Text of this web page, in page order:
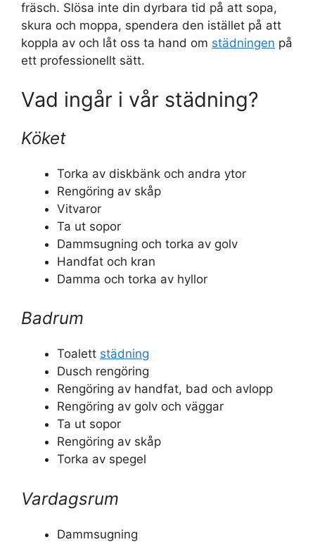
fräsch. Slösa inte din dyrbara tid på att sopa,
skura och moppa, spendera den istället på att
koppla av och låt oss ta hand om städningen på
ett professionellt sätt.
Vad ingår i vår städning?
Köket
Torka av diskbänk och andra ytor
Rengöring av skåp
Vitvaror
Ta ut sopor
Dammsugning och torka av golv
Handfat och kran
Damma och torka av hyllor
Badrum
Toalett städning
Dusch rengöring
Rengöring av handfat, bad och avlopp
Rengöring av golv och väggar
Ta ut sopor
Rengöring av skåp
Torka av spegel
Vardagsrum
Dammsugning